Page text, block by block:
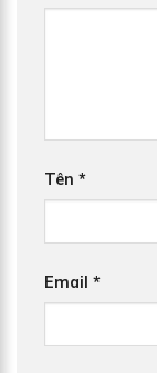
Tên *
Email *